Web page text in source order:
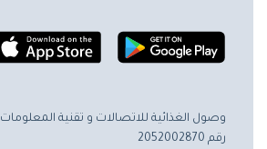
وصول الغذائية للاتصالات و تقنية المعلومات
رقم 2052002870